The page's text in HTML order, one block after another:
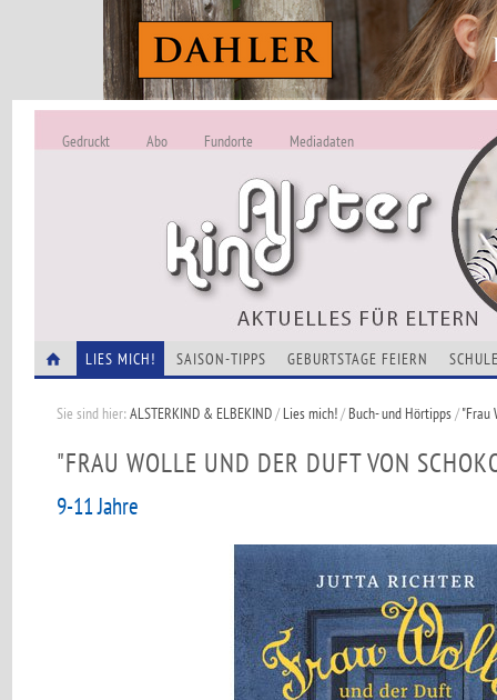
ALSTERKIND -
Alles Neu
Gedruckt Abo Fundorte Mediadaten
LIES MICH! SAISON-TIPPS GEBURTSTAGE FEIERN
Sie sind hier:ALSTERKIND & ELBEKIND/Lies mich!/Buch- und Hörtipps/"Frau
"FRAU WOLLE UND DER DUFT VON
9-11 Jahre